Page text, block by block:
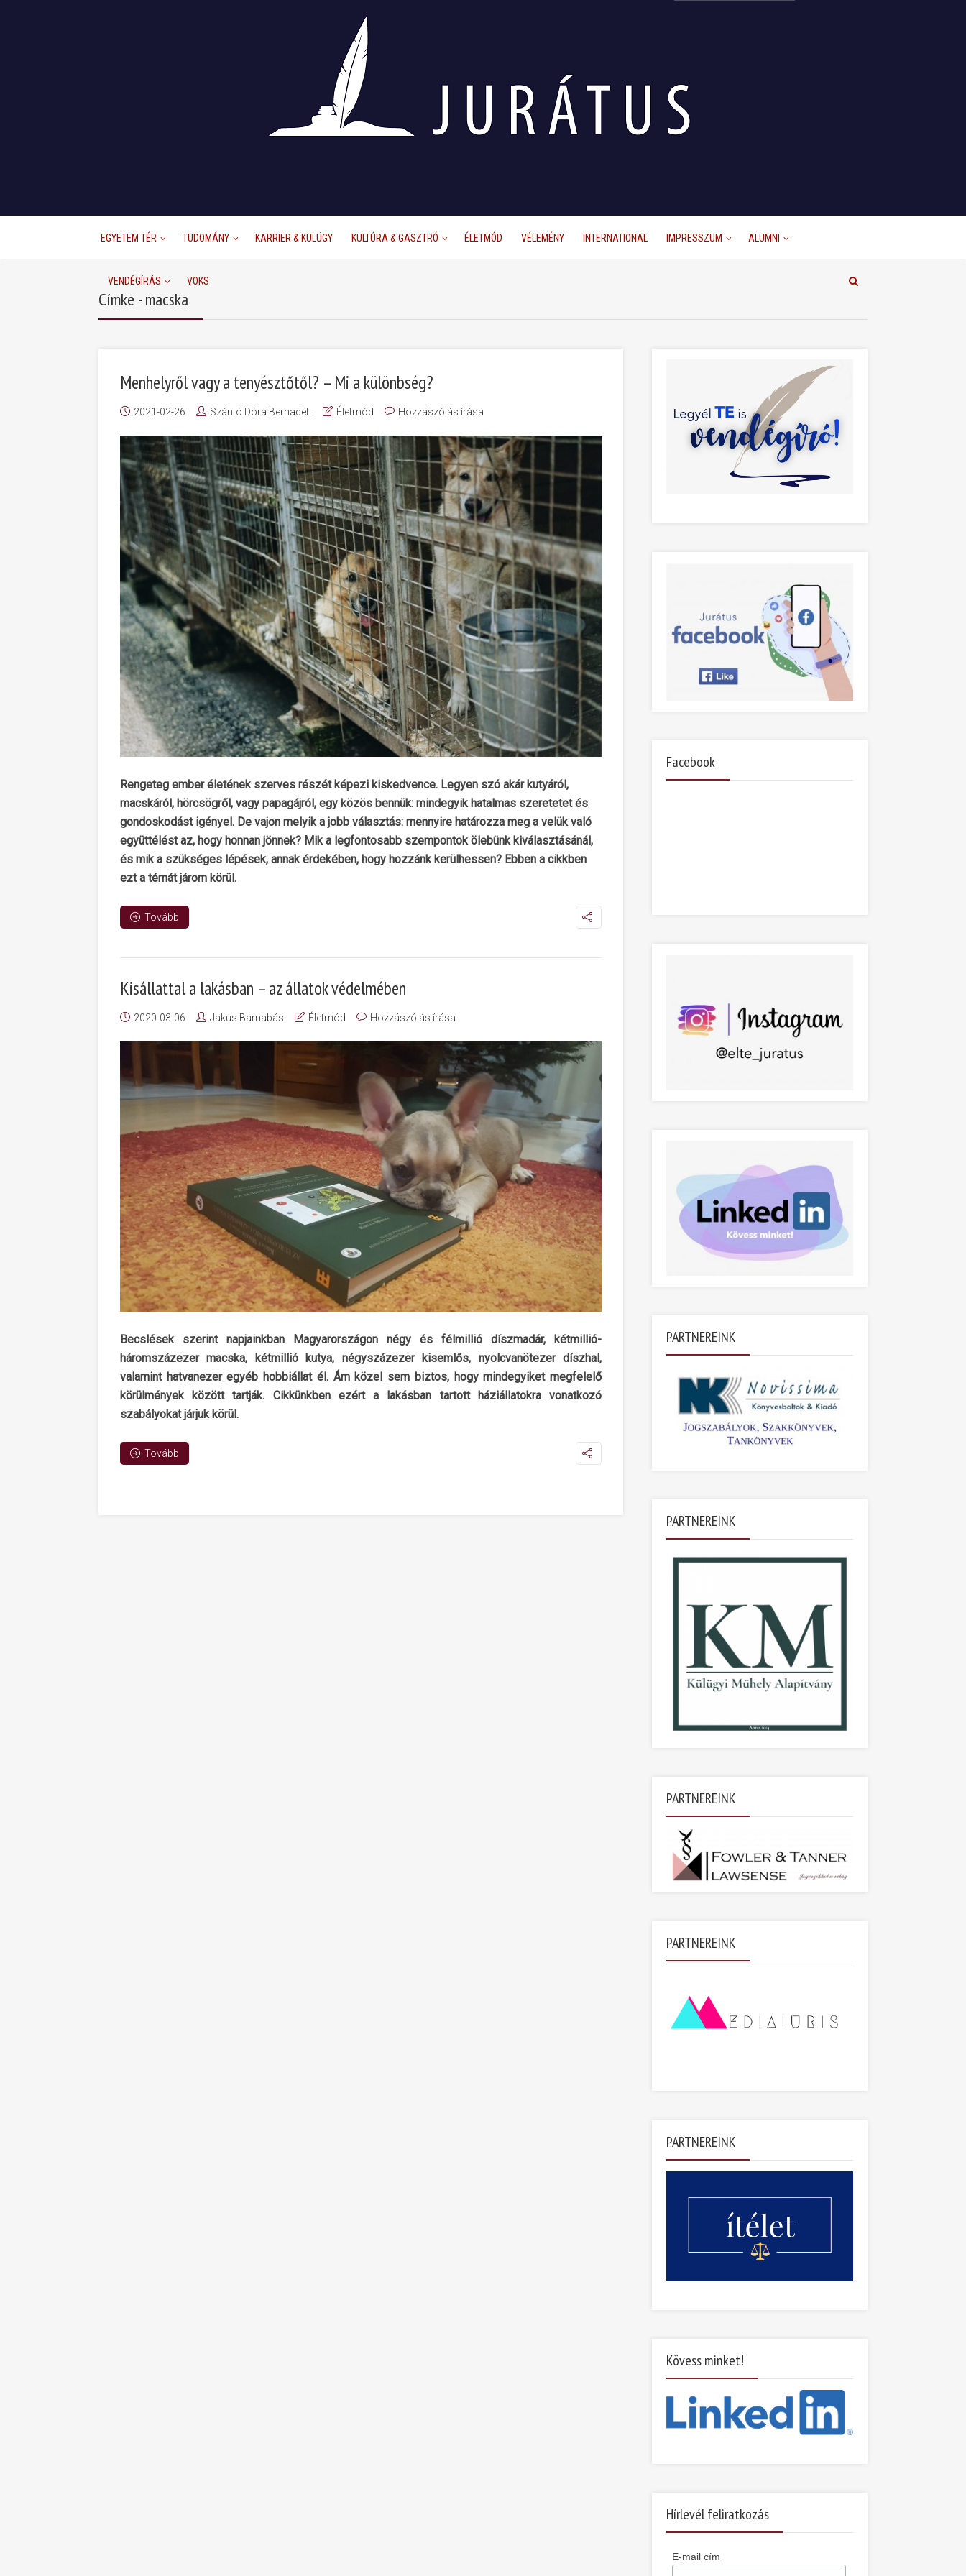
EGYETEM TÉR TUDOMÁNY KARRIER & KÜLÜGY KULTÚRA & GASZTRÓ ÉLETMÓD VÉLEMÉNY INTERNATIONAL IMPRESSZUM ALUMNI
VENDÉGÍRÁS VOKS
Címke - macska
Menhelyről vagy a tenyésztőtől? – Mi a különbség?
2021-02-26 Szántó Dóra Bernadett Életmód Hozzászólás írása
Rengeteg ember életének szerves részét képezi kiskedvence. Legyen szó akár kutyáról,
macskáról, hörcsögről, vagy papagájról, egy közös bennük: mindegyik hatalmas szeretetet és
gondoskodást igényel. De vajon melyik a jobb választás: mennyire határozza meg a velük való
együttélést az, hogy honnan jönnek? Mik a legfontosabb szempontok ölebünk kiválasztásánál,
és mik a szükséges lépések, annak érdekében, hogy hozzánk kerülhessen? Ebben a cikkben
ezt a témát járom körül.
Tovább
Kisállattal a lakásban – az állatok védelmében
2020-03-06 Jakus Barnabás Életmód Hozzászólás írása
Becslések szerint napjainkban Magyarországon négy és félmillió díszmadár, kétmillió-
háromszázezer macska, kétmillió kutya, négyszázezer kisemlős, nyolcvanötezer díszhal,
valamint hatvanezer egyéb hobbiállat él. Ám közel sem biztos, hogy mindegyiket megfelelő
körülmények között tartják. Cikkünkben ezért a lakásban tartott háziállatokra vonatkozó
szabályokat járjuk körül.
Tovább
Facebook
PARTNEREINK
PARTNEREINK
PARTNEREINK
PARTNEREINK
PARTNEREINK
Kövess minket!
Hírlevél feliratkozás
E-mail cím